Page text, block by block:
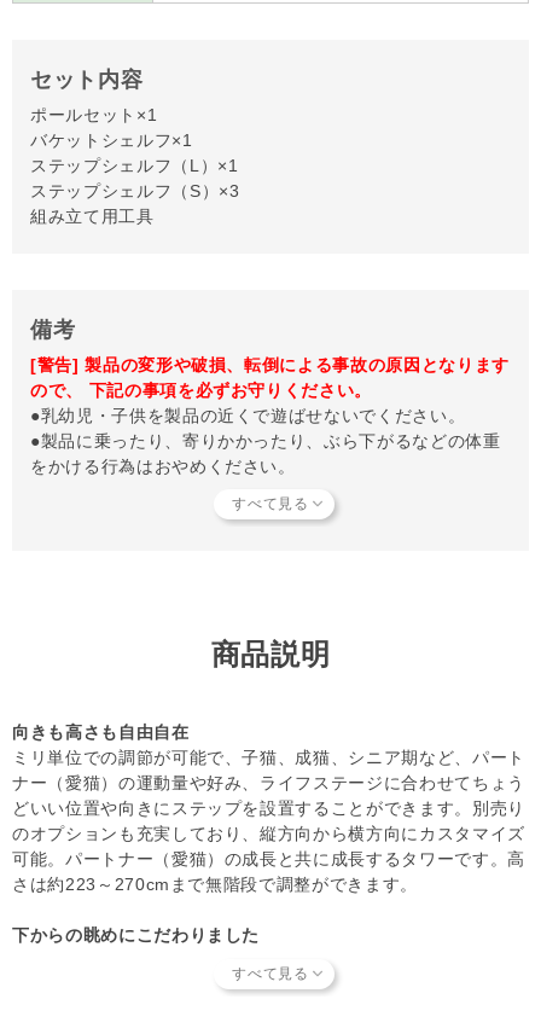
セット内容
ポールセット×1
バケットシェルフ×1
ステップシェルフ（L）×1
ステップシェルフ（S）×3
組み立て用工具
備考
[警告] 製品の変形や破損、転倒による事故の原因となります
ので、 下記の事項を必ずお守りください。
●乳幼児・子供を製品の近くで遊ばせないでください。
●製品に乗ったり、寄りかかったり、ぶら下がるなどの体重
をかける行為はおやめください。
り、ゆさぶったりしないでください。
した断片を飲み込んだ場合は直ちに獣医師にご相談くださ
5kg 全体総耐荷重＝約15kg
●設置後は支柱の継ぎ目やステップのネジに緩みがないかど
うかをこまめに点検し、安全確認を行ってください。
ご確認ください
●本製品は、床と天井を利用する突っ張り式の猫用遊具で
す。設置したい場所の床と天井に十分な強度と、ある程度の
広さがあることをご確認の上で設置してください。特に天井
には、必ず梁で補強された場所に設置してください。梁が無
く天井板だけの部分では、天井板を突き破る恐れがあると同
時に、十分な力で支柱を支えきれず、使用中に転倒し製品の
破損やケガの原因となります。
商品説明
向きも高さも自由自在
ミリ単位での調節が可能で、子猫、成猫、シニア期など、パート
ナー（愛猫）の運動量や好み、ライフステージに合わせてちょう
どいい位置や向きにステップを設置することができます。別売り
のオプションも充実しており、縦方向から横方向にカスタマイズ
可能。パートナー（愛猫）の成長と共に成長するタワーです。高
さは約223～270cmまで無階段で調整ができます。
下からの眺めにこだわりました
（愛猫）の姿を下から見上げた時に一番美しくみえるよう設計さ